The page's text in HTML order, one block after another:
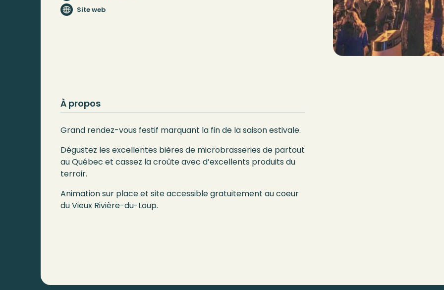
Site web
À propos
Grand rendez-vous festif marquant la fin de la saison estivale.
Dégustez les excellentes bières de microbrasseries de partout
au Québec et cassez la croûte avec d’excellents produits du
terroir.
Animation sur place et site accessible gratuitement au coeur
du Vieux Rivière-du-Loup.